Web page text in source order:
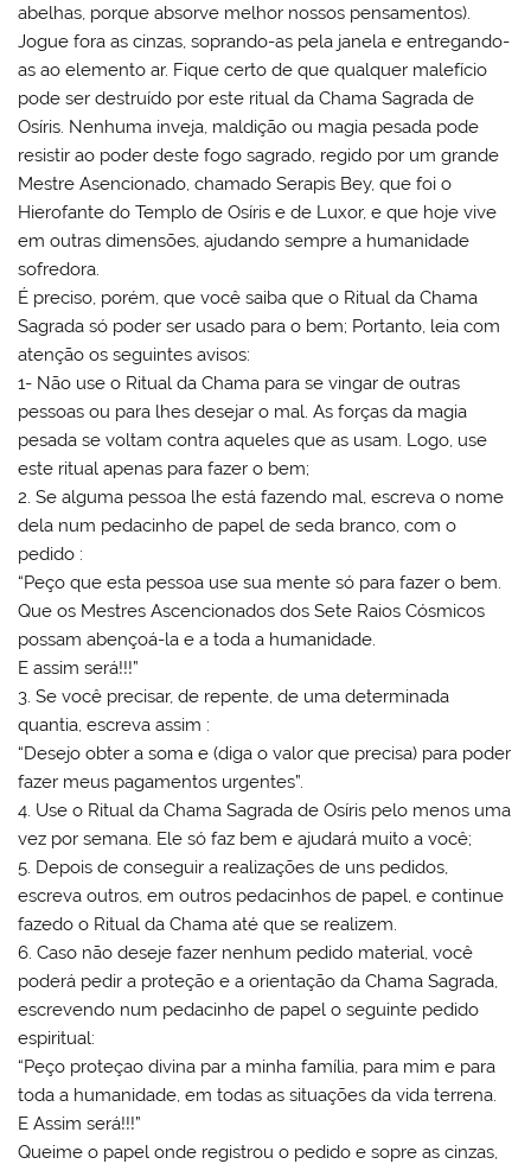
abelhas, porque absorve melhor nossos pensamentos).
Jogue fora as cinzas, soprando-as pela janela e entregando-
as ao elemento ar. Fique certo de que qualquer malefício
pode ser destruído por este ritual da Chama Sagrada de
Osíris. Nenhuma inveja, maldição ou magia pesada pode
resistir ao poder deste fogo sagrado, regido por um grande
Mestre Asencionado, chamado Serapis Bey, que foi o
Hierofante do Templo de Osíris e de Luxor, e que hoje vive
em outras dimensões, ajudando sempre a humanidade
sofredora.
É preciso, porém, que você saiba que o Ritual da Chama
Sagrada só poder ser usado para o bem; Portanto, leia com
atenção os seguintes avisos:
1- Não use o Ritual da Chama para se vingar de outras
pessoas ou para lhes desejar o mal. As forças da magia
pesada se voltam contra aqueles que as usam. Logo, use
este ritual apenas para fazer o bem;
2. Se alguma pessoa lhe está fazendo mal, escreva o nome
dela num pedacinho de papel de seda branco, com o
pedido :
“Peço que esta pessoa use sua mente só para fazer o bem.
Que os Mestres Ascencionados dos Sete Raios Cósmicos
possam abençoá-la e a toda a humanidade.
E assim será!!!”
3. Se você precisar, de repente, de uma determinada
quantia, escreva assim :
“Desejo obter a soma e (diga o valor que precisa) para poder
fazer meus pagamentos urgentes”.
4. Use o Ritual da Chama Sagrada de Osíris pelo menos uma
vez por semana. Ele só faz bem e ajudará muito a você;
5. Depois de conseguir a realizações de uns pedidos,
escreva outros, em outros pedacinhos de papel, e continue
fazedo o Ritual da Chama até que se realizem.
6. Caso não deseje fazer nenhum pedido material, você
poderá pedir a proteção e a orientação da Chama Sagrada,
escrevendo num pedacinho de papel o seguinte pedido
espiritual:
“Peço proteçao divina par a minha família, para mim e para
toda a humanidade, em todas as situações da vida terrena.
E Assim será!!!”
Queime o papel onde registrou o pedido e sopre as cinzas,